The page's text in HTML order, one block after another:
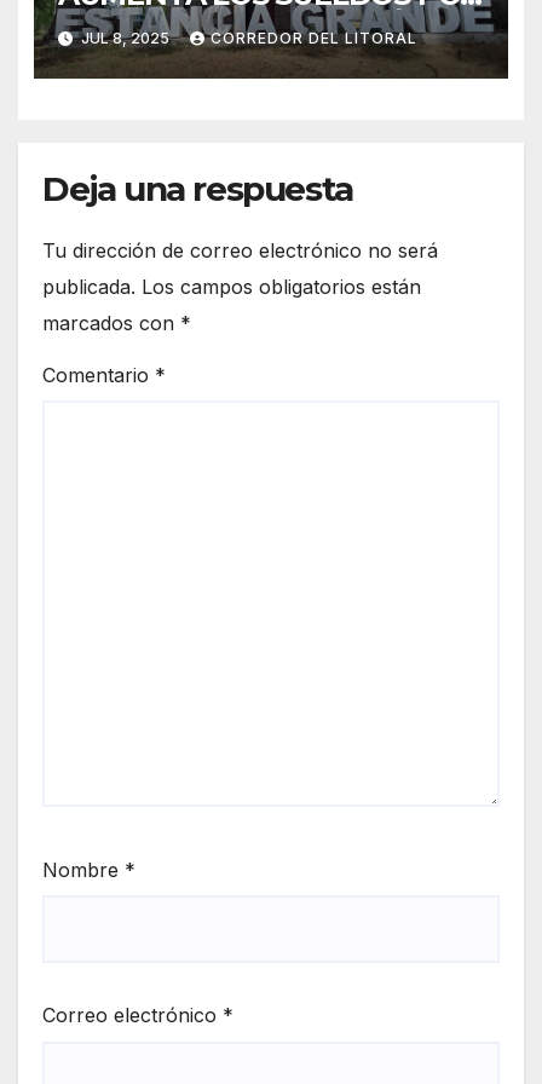
ENCIMA DE LA INFLACIÓN Y
OTORGA BONO
EXTRAORDINARIO
JUL 8, 2025 CORREDOR DEL LITORAL
Deja una respuesta
Tu dirección de correo electrónico no será
publicada. Los campos obligatorios están
marcados con *
Comentario *
Nombre *
Correo electrónico *